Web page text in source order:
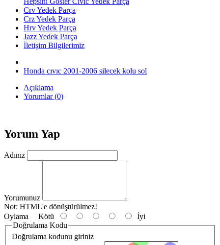
Crv Yedek Parça
Crz Yedek Parça
Hrv Yedek Parça
Jazz Yedek Parça
İletişim Bilgilerimiz
Honda cıvıc 2001-2006 silecek kolu sol
Açıklama
Yorumlar (0)
Yorum Yap
Adınız
Yorumunuz
Not: HTML'e dönüştürülmez!
Oylama Kötü
İyi
Doğrulama Kodu
Doğrulama kodunu giriniz